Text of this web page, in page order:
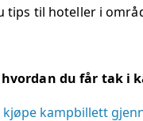
tips til hoteller i
hvordan du får tak i
kjøpe kampbillett